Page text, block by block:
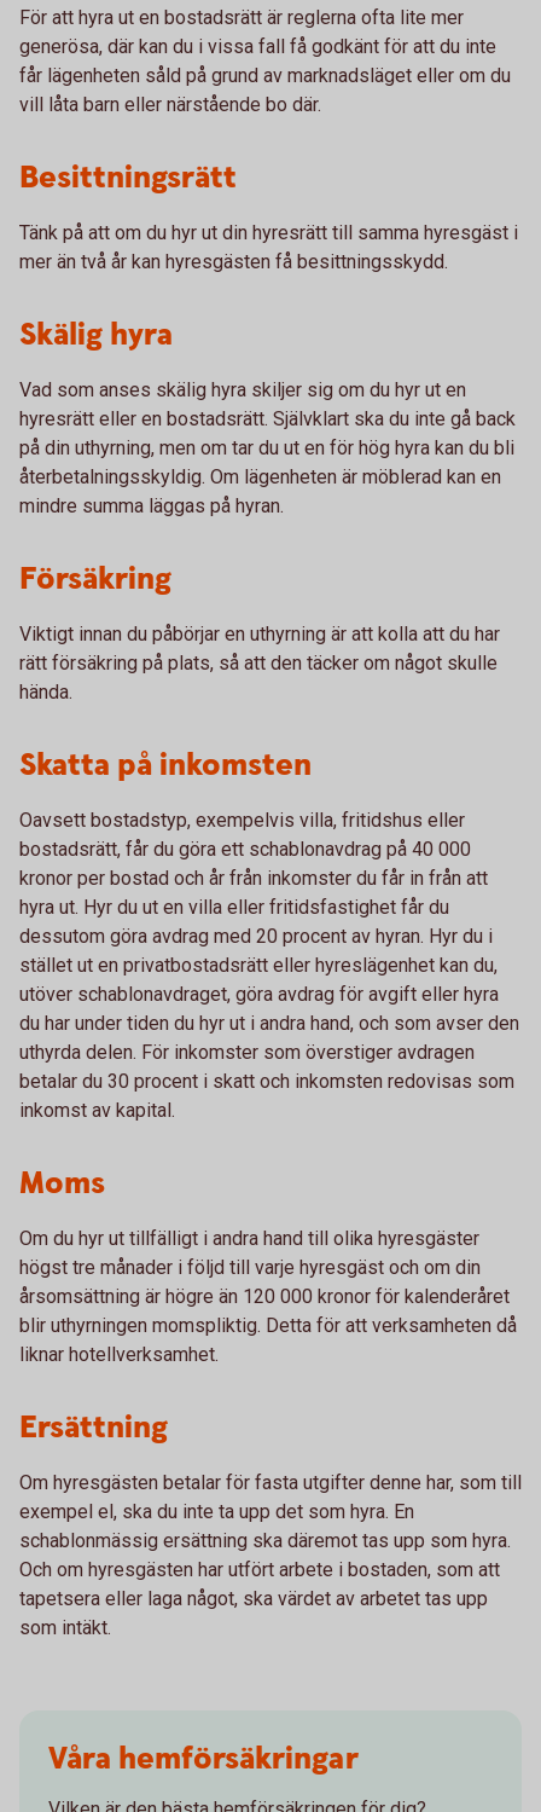
För att hyra ut en bostadsrätt är reglerna ofta lite mer
generösa, där kan du i vissa fall få godkänt för att du inte
får lägenheten såld på grund av marknadsläget eller om du
vill låta barn eller närstående bo där.
Besittningsrätt
Tänk på att om du hyr ut din hyresrätt till samma hyresgäst i
mer än två år kan hyresgästen få besittningsskydd.
Skälig hyra
Vad som anses skälig hyra skiljer sig om du hyr ut en
hyresrätt eller en bostadsrätt. Självklart ska du inte gå back
på din uthyrning, men om tar du ut en för hög hyra kan du bli
återbetalningsskyldig. Om lägenheten är möblerad kan en
mindre summa läggas på hyran.
Försäkring
Viktigt innan du påbörjar en uthyrning är att kolla att du har
rätt försäkring på plats, så att den täcker om något skulle
hända.
Skatta på inkomsten
Oavsett bostadstyp, exempelvis villa, fritidshus eller
bostadsrätt, får du göra ett schablonavdrag på 40 000
kronor per bostad och år från inkomster du får in från att
hyra ut. Hyr du ut en villa eller fritidsfastighet får du
dessutom göra avdrag med 20 procent av hyran. Hyr du i
stället ut en privatbostadsrätt eller hyreslägenhet kan du,
utöver schablonavdraget, göra avdrag för avgift eller hyra
du har under tiden du hyr ut i andra hand, och som avser den
uthyrda delen. För inkomster som överstiger avdragen
betalar du 30 procent i skatt och inkomsten redovisas som
inkomst av kapital.
Moms
Om du hyr ut tillfälligt i andra hand till olika hyresgäster
högst tre månader i följd till varje hyresgäst och om din
årsomsättning är högre än 120 000 kronor för kalenderåret
blir uthyrningen momspliktig. Detta för att verksamheten då
liknar hotellverksamhet.
Ersättning
Om hyresgästen betalar för fasta utgifter denne har, som till
exempel el, ska du inte ta upp det som hyra. En
schablonmässig ersättning ska däremot tas upp som hyra.
Och om hyresgästen har utfört arbete i bostaden, som att
tapetsera eller laga något, ska värdet av arbetet tas upp
som intäkt.
Våra hemförsäkringar